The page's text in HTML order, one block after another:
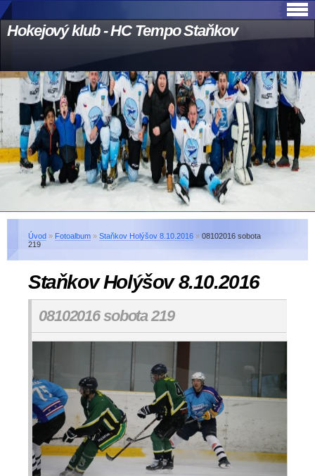
Hokejový klub - HC Tempo Staňkov
Úvod » Fotoalbum » Staňkov Holýšov 8.10.2016 » 08102016 sobota
219
Staňkov Holýšov 8.10.2016
08102016 sobota 219